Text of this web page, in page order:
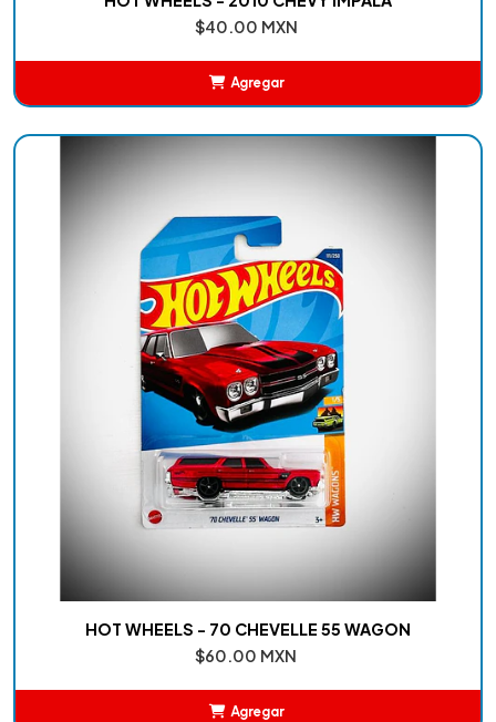
$40.00 MXN
Agregar
HOT WHEELS - 70 CHEVELLE 55 WAGON
$60.00 MXN
Agregar